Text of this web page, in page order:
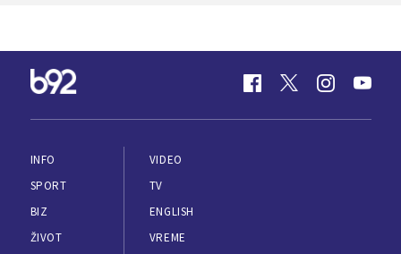
INFO
SPORT
BIZ
ŽIVOT
VIDEO
TV
ENGLISH
VREME